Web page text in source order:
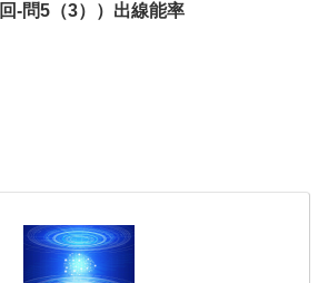
回-問5（3））出線能率